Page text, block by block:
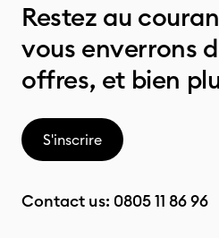
Restez au
vous enverrons
offres, et bien
S'inscrire
Contact us: 0805 11 86 96